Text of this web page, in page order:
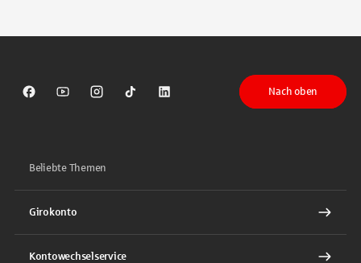
Sparkasse auf Facebook
Sparkasse auf Youtube
Sparkasse auf Instagram
Sparkasse auf TikTok
Sparkasse auf LinkedIn
Nach oben
Beliebte Themen
Girokonto
Kontowechselservice